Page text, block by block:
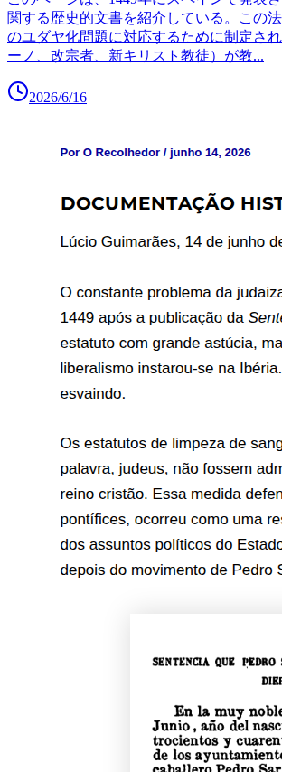
関する歴史的文書を紹介している。この
のユダヤ化問題に対応するために制定さ
ーノ、改宗者、新キリスト教徒）が教...
2026/6/16